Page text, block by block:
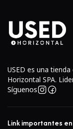
USED es una
Horizontal SPA.
Síguenos
Link importantes